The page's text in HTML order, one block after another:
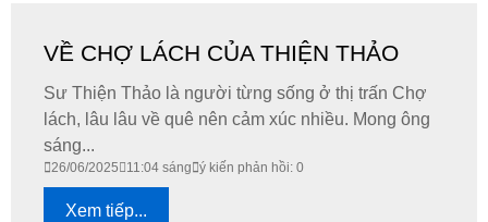
VỀ CHỢ LÁCH CỦA THIỆN THẢO
Sư Thiện Thảo là người từng sống ở thị trấn Chợ
lách, lâu lâu về quê nên cảm xúc nhiều. Mong ông
sáng...
26/06/2025 11:04 sáng ý kiến phản hồi: 0
Xem tiếp...